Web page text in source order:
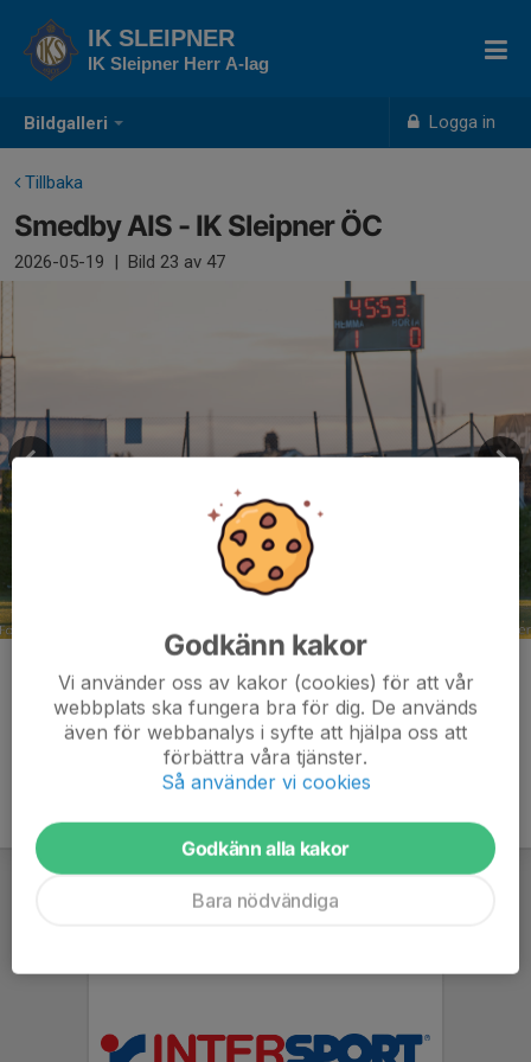
Bildgalleri Logga in
IK SLEIPNER
IK Sleipner Herr A-lag
Tillbaka
Smedby AIS - IK Sleipner ÖC
2026-05-19 | Bild 23 av 47
Kommentarer
Godkänn kakor
Vi använder oss av kakor (cookies) för att vår
webbplats ska fungera bra för dig. De används
även för webbanalys i syfte att hjälpa oss att
förbättra våra tjänster.
Så använder vi cookies
Godkänn alla kakor
Bara nödvändiga